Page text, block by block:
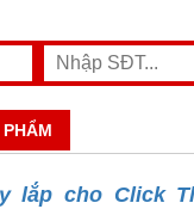
lắp cho Click